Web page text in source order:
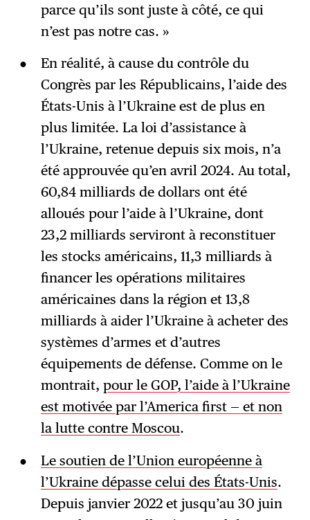
parce qu’ils sont juste à côté, ce qui
n’est pas notre cas. »
En réalité, à cause du contrôle du
Congrès par les Républicains, l’aide des
États-Unis à l’Ukraine est de plus en
plus limitée. La loi d’assistance à
l’Ukraine, retenue depuis six mois, n’a
été approuvée qu’en avril 2024. Au total,
60,84 milliards de dollars ont été
alloués pour l’aide à l’Ukraine, dont
23,2 milliards serviront à reconstituer
les stocks américains, 11,3 milliards à
financer les opérations militaires
américaines dans la région et 13,8
milliards à aider l’Ukraine à acheter des
systèmes d’armes et d’autres
équipements de défense. Comme on le
montrait, pour le GOP, l’aide à l’Ukraine
est motivée par l’America first — et non
la lutte contre Moscou.
Le soutien de l’Union européenne à
l’Ukraine dépasse celui des États-Unis.
Depuis janvier 2022 et jusqu’au 30 juin